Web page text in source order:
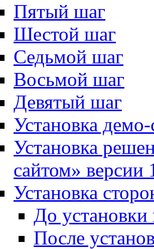
Пятый шаг
Шестой шаг
Седьмой шаг
Восьмой шаг
Девятый шаг
Установка
Установка
сайтом»
Установка
До установки
После